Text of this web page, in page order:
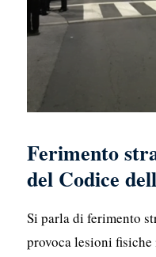
Ferimento
del Codice
Si parla di ferimento
provoca lesioni